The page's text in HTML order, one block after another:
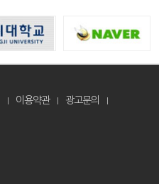
이용약관
광고문의